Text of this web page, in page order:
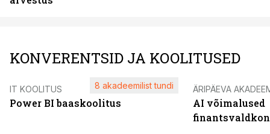
KONVERENTSID JA KOOLITUSED
IT KOOLITUS
Power BI baaskoolitus
8 akadeemilist tundi ÄRIPÄEVA
AI võimalused